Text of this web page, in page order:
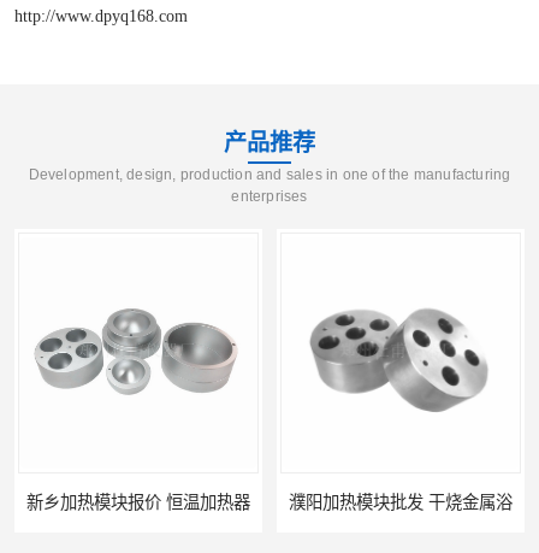
http://www.dpyq168.com
产品推荐
Development, design, production and sales in one of the manufacturing
enterprises
恒温加热器 濮阳加热模块批发 干烧金属浴